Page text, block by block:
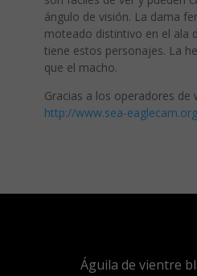
ángulo de visión. La dama
moteado distintivo en el ala
tiene estos personajes. La
que el macho.
Gracias a los operadores de
http://www.sea-eaglecam.org
Águila de vientre